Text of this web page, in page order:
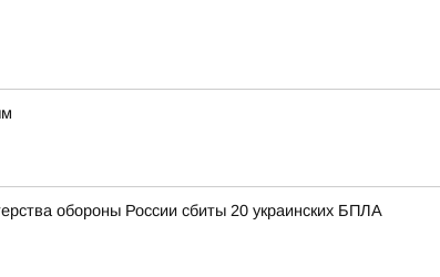
обороны России сбиты 20 украинских БПЛА